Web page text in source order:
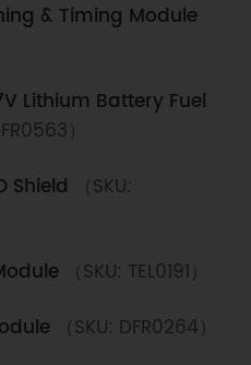
& Timing Module
Lithium Battery Fuel
）
Shield
（SKU:
（SKU: TEL0191）
（SKU: DFR0264）